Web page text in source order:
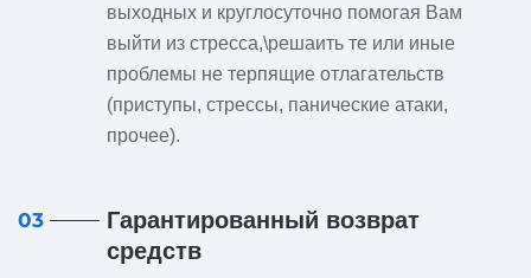
выходных и круглосуточно помогая Вам
выйти из стресса,\решаить те или иные
проблемы не терпящие отлагательств
(приступы, стрессы, панические атаки,
прочее).
03
Гарантированный возврат
средств